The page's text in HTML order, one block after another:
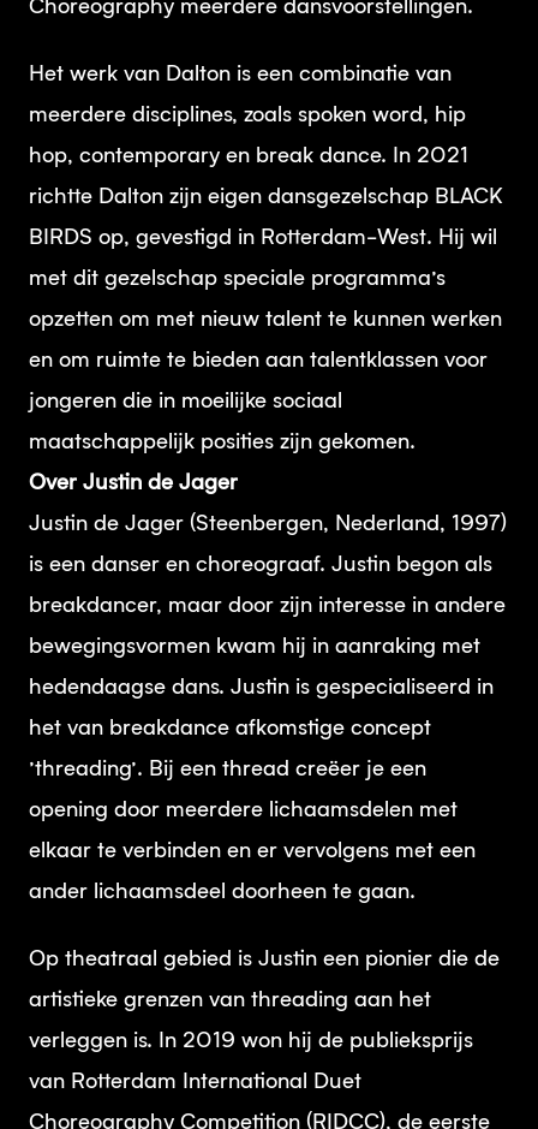
Choreography meerdere dansvoorstellingen.
Het werk van Dalton is een combinatie van
meerdere disciplines, zoals spoken word, hip
hop, contemporary en break dance. In 2021
richtte Dalton zijn eigen dansgezelschap BLACK
BIRDS op, gevestigd in Rotterdam-West. Hij wil
met dit gezelschap speciale programma’s
opzetten om met nieuw talent te kunnen werken
en om ruimte te bieden aan talentklassen voor
jongeren die in moeilijke sociaal
maatschappelijk posities zijn gekomen.
Over Justin de Jager
Justin de Jager (Steenbergen, Nederland, 1997)
is een danser en choreograaf. Justin begon als
breakdancer, maar door zijn interesse in andere
bewegingsvormen kwam hij in aanraking met
hedendaagse dans. Justin is gespecialiseerd in
het van breakdance afkomstige concept
’threading’. Bij een thread creëer je een
opening door meerdere lichaamsdelen met
elkaar te verbinden en er vervolgens met een
ander lichaamsdeel doorheen te gaan.
Op theatraal gebied is Justin een pionier die de
artistieke grenzen van threading aan het
verleggen is. In 2019 won hij de publieksprijs
van Rotterdam International Duet
Choreography Competition (RIDCC), de eerste